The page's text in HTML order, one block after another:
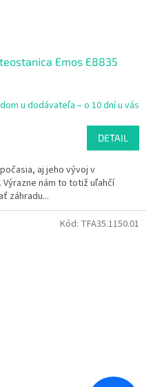
Emos E8835
u dodávateľa – o 10 dní u vás
DETAIL
aj jeho vývoj v
nám to totiž uľahčí
záhradu...
Kód: TFA35.1150.01